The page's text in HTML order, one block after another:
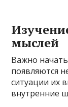
мыслей
Важно
появляются
ситуации их
внутренние